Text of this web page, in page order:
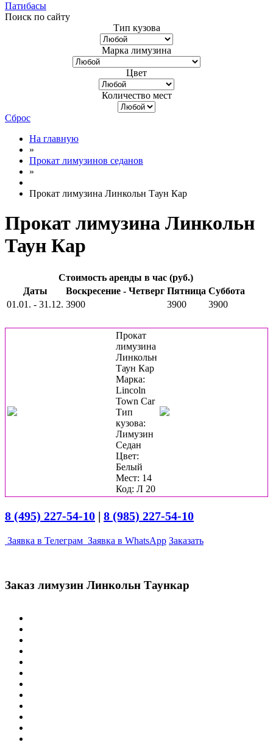
Патибасы
Поиск по сайту
Тип кузова
Марка лимузина
Цвет
Количество мест
Сброс
На главную
»
Прокат лимузинов седанов
»
Прокат лимузина Линкольн Таун Кар
Прокат лимузина Линкольн
Таун Кар
Стоимость аренды в час (руб.)
Даты
Воскресение - Четверг Пятница Суббота
01.01. - 31.12. 3900 3900 3900
Прокат
лимузина
Линкольн
Таун Кар
Марка:
Lincoln
Town Car
Тип
кузова:
Лимузин
Седан
Цвет:
Белый
Мест: 14
Код: Л 20
8 (495) 227-54-10 | 8 (985) 227-54-10
Заявка в Телеграм Заявка в WhatsApp Заказать
Заказ лимузин Линкольн Таункар